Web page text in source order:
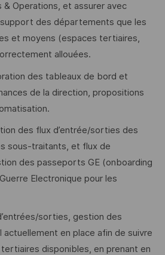
& Operations, et assurer avec
support des départements que les
et moyens (espaces tertiaires,
allouées.
des tableaux de bord et
de la direction, propositions
des flux d’entrée/sorties des
sous-traitants, et flux de
des passeports GE (onboarding
Electronique pour les
sorties, gestion des
actuellement en place afin de suivre
disponibles, en prenant en